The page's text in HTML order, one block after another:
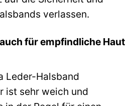
verlassen.
für empfindliche Haut
Leder-Halsband
ist sehr weich und